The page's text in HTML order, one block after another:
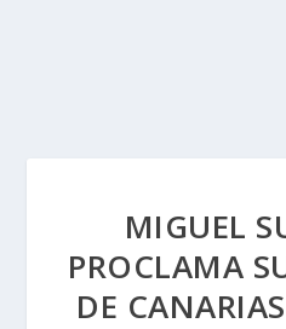
MIGUEL
PROCLAMA
DE